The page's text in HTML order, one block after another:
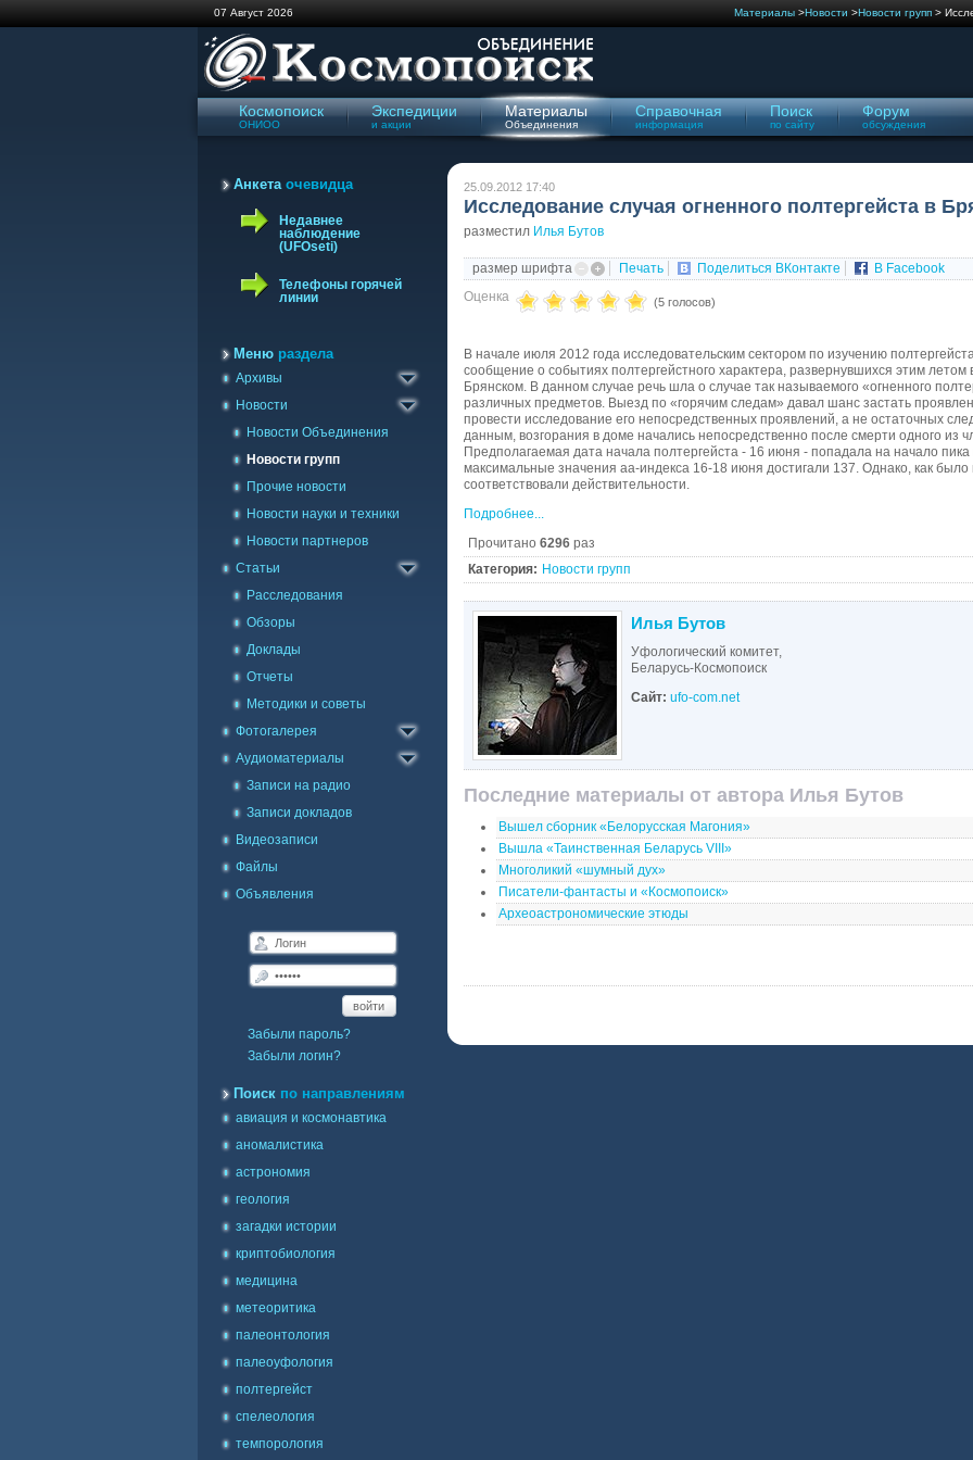
07 Август 2026 Материалы >Новости >Новости групп >
Космопоиск
ОНИОО
Экспедиции
и акции
Материалы
Объединения
Справочная
информация
Поиск
по сайту
Форум
обсуждения
Анкетаочевидца
Недавнее
наблюдение
(UFOseti)
Телефоны горячей
линии
Меню раздела
Архивы
Газета Космопоиск
Архив новостей
Новости
Новости Объединения
Новости групп
Прочие новости
Новости науки и техники
Новости партнеров
Статьи
Расследования
Обзоры
Доклады
Отчеты
Методики и советы
Фотогалерея
Каталог фото
Галерея на карте
Аудиоматериалы
Записи на радио
Записи докладов
Видеозаписи
Файлы
Объявления
войти
Забыли пароль?
Забыли логин?
Поиск по направлениям
авиация и космонавтика
аномалистика
астрономия
геология
загадки истории
криптобиология
медицина
метеоритика
палеонтология
палеоуфология
полтергейст
спелеология
темпорология
25.09.2012 17:40
Исследование случая огненного полтергейста в
разместил Илья Бутов
размер шрифта Печать Поделиться ВКонтакте
В Facebook
Оценка
(5 голосов)
В начале июля 2012 года исследовательским сектором по изучению
сообщение о событиях полтергейстного характера, развернувшихся этим
Брянском. В данном случае речь шла о случае так называемого «огненного
различных предметов. Выезд по «горячим следам» давал шанс застать
провести исследование его непосредственных проявлений, а не остаточных
данным, возгорания в доме начались непосредственно после смерти одного из
Предполагаемая дата начала полтергейста - 16 июня - попадала на начало
максимальные значения аа-индекса 16-18 июня достигали 137. Однако, как
соответствовали действительности.
Подробнее...
Прочитано 6296 раз
Категория: Новости групп
Илья Бутов
Уфологический комитет,
Беларусь-Космопоиск
Сайт: ufo-com.net
Последние материалы от автора Илья Бутов
Вышел сборник «Белорусская Магония»
Вышла «Таинственная Беларусь VIII»
Многоликий «шумный дух»
Писатели-фантасты и «Космопоиск»
Археоастрономические этюды